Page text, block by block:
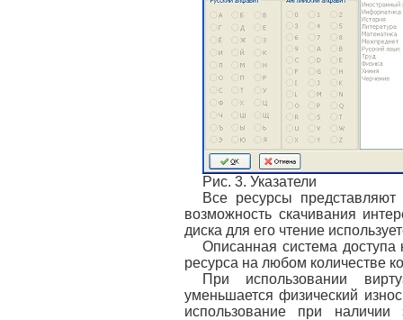
Рис. 3. Указатели
Все ресурсы
возможность скачивания
диска для его чтение
Описанная система
ресурса на любом количестве
При использовании
уменьшается физический
использование при